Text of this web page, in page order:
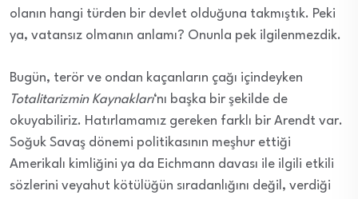
olanın hangi türden bir devlet olduğuna takmıştık. Peki
ya, vatansız olmanın anlamı? Onunla pek ilgilenmezdik.
Bugün, terör ve ondan kaçanların çağı içindeyken
Totalitarizmin Kaynakları‘nı başka bir şekilde de
okuyabiliriz. Hatırlamamız gereken farklı bir Arendt var.
Soğuk Savaş dönemi politikasının meşhur ettiği
Amerikalı kimliğini ya da Eichmann davası ile ilgili etkili
sözlerini veyahut kötülüğün sıradanlığını değil, verdiği